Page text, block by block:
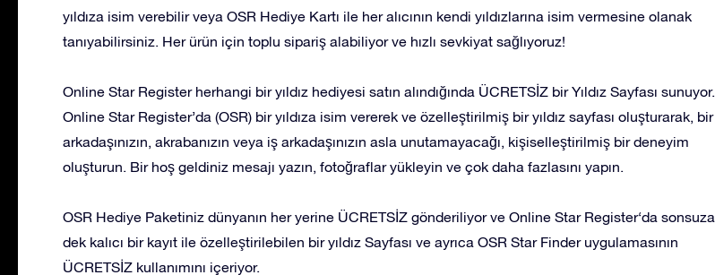
yıldıza isim verebilir veya OSR Hediye Kartı ile her alıcının kendi yıldızlarına isim vermesine olanak
tanıyabilirsiniz. Her ürün için toplu sipariş alabiliyor ve hızlı sevkiyat sağlıyoruz!
Online Star Register herhangi bir yıldız hediyesi satın alındığında ÜCRETSİZ bir Yıldız Sayfası sunuyor.
Online Star Register’da (OSR) bir yıldıza isim vererek ve özelleştirilmiş bir yıldız sayfası oluşturarak, bir
arkadaşınızın, akrabanızın veya iş arkadaşınızın asla unutamayacağı, kişiselleştirilmiş bir deneyim
oluşturun. Bir hoş geldiniz mesajı yazın, fotoğraflar yükleyin ve çok daha fazlasını yapın.
OSR Hediye Paketiniz dünyanın her yerine ÜCRETSİZ gönderiliyor ve Online Star Register‘da sonsuza
dek kalıcı bir kayıt ile özelleştirilebilen bir yıldız Sayfası ve ayrıca OSR Star Finder uygulamasının
ÜCRETSİZ kullanımını içeriyor.